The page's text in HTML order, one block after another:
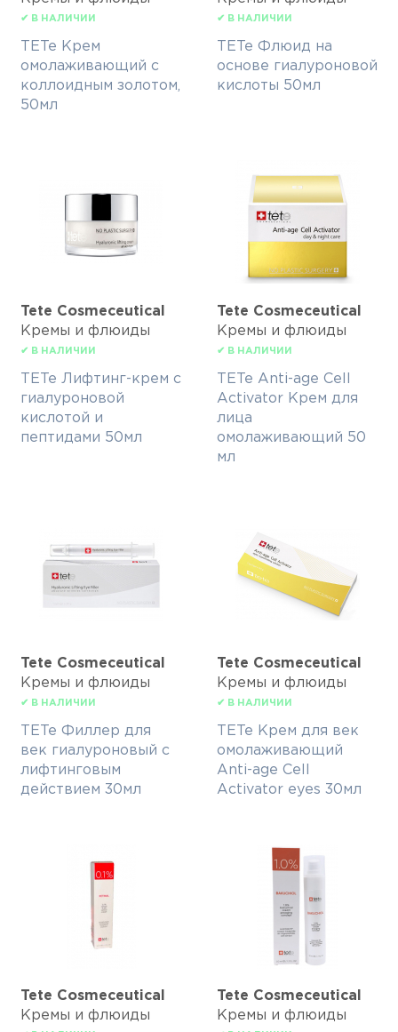
✔ В НАЛИЧИИ
TETe Крем
омолаживающий с
коллоидным золотом,
50мл
✔ В НАЛИЧИИ
TETe Флюид на
основе гиалуроновой
кислоты 50мл
Tete Cosmeceutical
Кремы и флюиды
✔ В НАЛИЧИИ
TETe Лифтинг-крем с
гиалуроновой
кислотой и
пептидами 50мл
Tete Cosmeceutical
Кремы и флюиды
✔ В НАЛИЧИИ
TETe Anti-age Cell
Activator Крем для
лица
омолаживающий 50
мл
Tete Cosmeceutical
Кремы и флюиды
✔ В НАЛИЧИИ
TETe Филлер для
век гиалуроновый с
лифтинговым
действием 30мл
Tete Cosmeceutical
Кремы и флюиды
✔ В НАЛИЧИИ
TETe Крем для век
омолаживающий
Anti-age Cell
Activator eyes 30мл
Tete Cosmeceutical
Кремы и флюиды
Tete Cosmeceutical
Кремы и флюиды